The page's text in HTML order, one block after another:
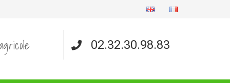
02.32.30.98.83